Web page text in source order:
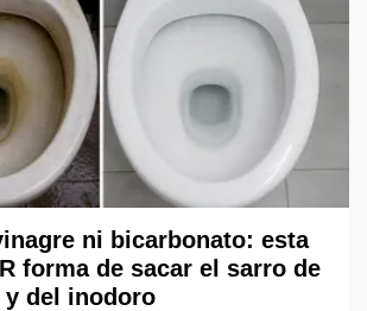
ni bicarbonato: esta
forma de sacar el sarro de
y del inodoro